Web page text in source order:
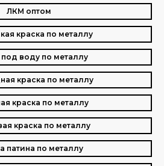
ЛКМ оптом
краска по металлу
под воду по металлу
краска по металлу
краска по металлу
краска по металлу
патина по металлу